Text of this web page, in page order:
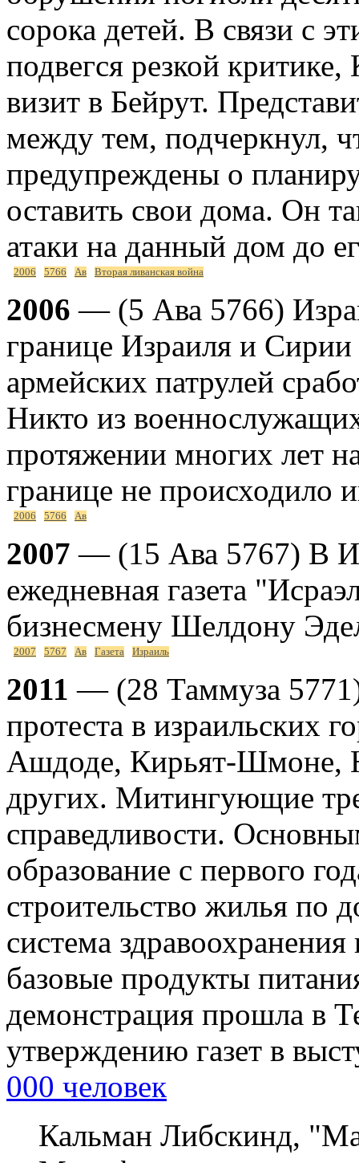
сорока детей. В связи с
подвегся резкой
визит в Бейрут.
между тем, подчеркнул,
предупреждены о
оставить свои дома. Он
атаки на данный дом до
2006 5766 Ав Вторая ливанская война
2006 — (5 Ава 5766)
границе Израиля и Сирии
армейских патрулей
Никто из
протяжении многих лет
границе не происходило
2006 5766 Ав
2007 — (15 Ава 5767) В
ежедневная газета
бизнесмену Шелдону
2007 5767 Ав Газета Израиль
2011 — (28 Таммуза
протеста в израильских
Ашдоде, Кирьят-Шмоне,
других. Митингующие
справедливости.
образование с первого
строительство жилья по
система
базовые продукты
демонстрация прошла в
утверждению газет в
000 человек
Кальман Либскинд,